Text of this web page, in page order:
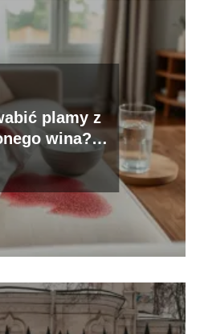
plamy z
wina?
domowe